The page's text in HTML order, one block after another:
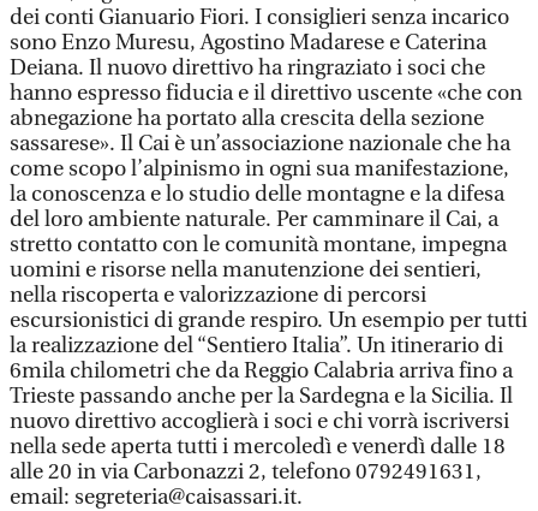
dei conti Gianuario Fiori. I consiglieri senza incarico
sono Enzo Muresu, Agostino Madarese e Caterina
Deiana. Il nuovo direttivo ha ringraziato i soci che
hanno espresso fiducia e il direttivo uscente «che con
abnegazione ha portato alla crescita della sezione
sassarese». Il Cai è un’associazione nazionale che ha
come scopo l’alpinismo in ogni sua manifestazione,
la conoscenza e lo studio delle montagne e la difesa
del loro ambiente naturale. Per camminare il Cai, a
stretto contatto con le comunità montane, impegna
uomini e risorse nella manutenzione dei sentieri,
nella riscoperta e valorizzazione di percorsi
escursionistici di grande respiro. Un esempio per tutti
la realizzazione del “Sentiero Italia”. Un itinerario di
6mila chilometri che da Reggio Calabria arriva fino a
Trieste passando anche per la Sardegna e la Sicilia. Il
nuovo direttivo accoglierà i soci e chi vorrà iscriversi
nella sede aperta tutti i mercoledì e venerdì dalle 18
alle 20 in via Carbonazzi 2, telefono 0792491631,
email: segreteria@caisassari.it.